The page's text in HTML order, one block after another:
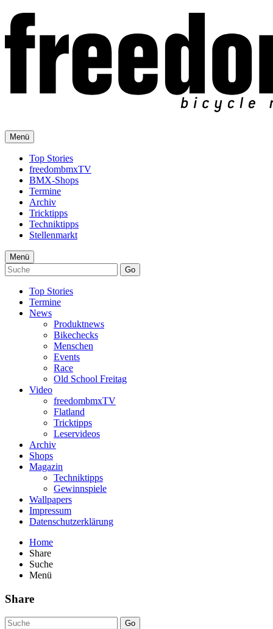
Menü
Top Stories
freedombmxTV
BMX-Shops
Termine
Archiv
Tricktipps
Techniktipps
Stellenmarkt
Menü
Go
Top Stories
Termine
News
Produktnews
Bikechecks
Menschen
Events
Race
Old School Freitag
Video
freedombmxTV
Flatland
Tricktipps
Leservideos
Archiv
Shops
Magazin
Techniktipps
Gewinnspiele
Wallpapers
Impressum
Datenschutzerklärung
Home
Share
Suche
Menü
Share
Go